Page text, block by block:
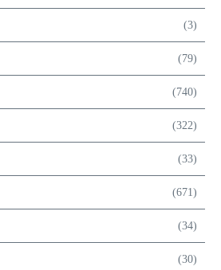
(3)
(79)
(740)
(322)
(33)
(671)
(34)
(30)